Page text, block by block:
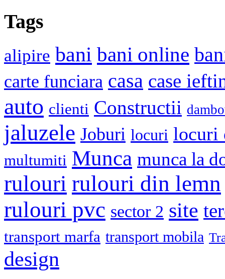
Tags
alipire bani bani online
carte funciara casa case
auto clienti Constructii
jaluzele Joburi locuri locuri
multumiti Munca munca la
rulouri rulouri din lemn
rulouri pvc sector 2 site
transport marfa transport mobila
design